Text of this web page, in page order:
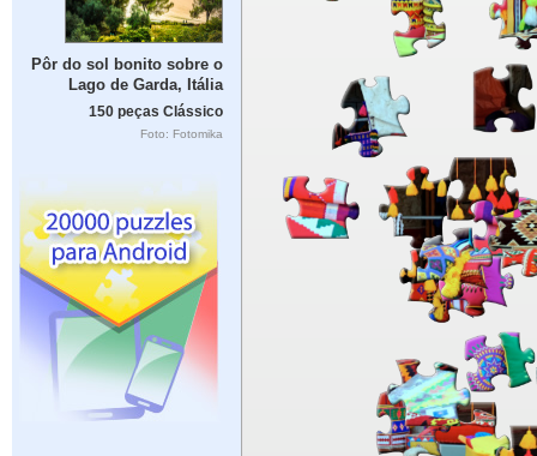
Pôr do sol bonito sobre o
Lago de Garda, Itália
150 peças Clássico
Foto: Fotomika